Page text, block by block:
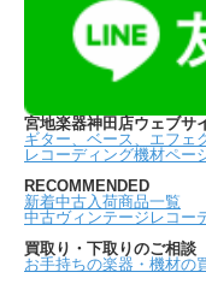
宮地楽器神田店ウェブサ
ギター、ベース、エフェ
レコーディング機材ペー
RECOMMENDED
新着中古入荷商品一覧
中古ヴィンテージレコー
買取り・下取りのご相談
お手持ちの楽器・機材の